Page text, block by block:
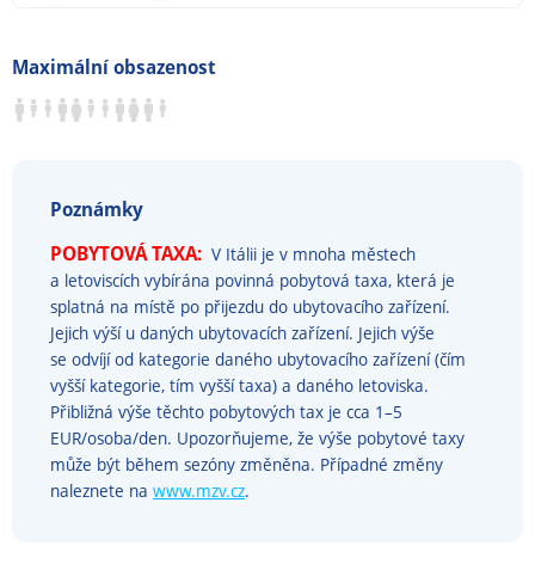
Maximální obsazenost
Poznámky
POBYTOVÁ TAXA: V Itálii je v mnoha městech
a letoviscích vybírána povinná pobytová taxa, která je
splatná na místě po přijezdu do ubytovacího zařízení.
Jejich výší u daných ubytovacích zařízení. Jejich výše
se odvíjí od kategorie daného ubytovacího zařízení (čím
vyšší kategorie, tím vyšší taxa) a daného letoviska.
Přibližná výše těchto pobytových tax je cca 1–5
EUR/osoba/den. Upozorňujeme, že výše pobytové taxy
může být během sezóny změněna. Případné změny
naleznete na www.mzv.cz.